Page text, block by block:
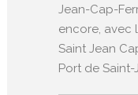
Jean-Cap-
encore, avec
Saint Jean
Port de